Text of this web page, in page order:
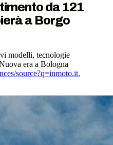
da 121
a Borgo
modelli, tecnologie
era a Bologna
source?q=inmoto.it,